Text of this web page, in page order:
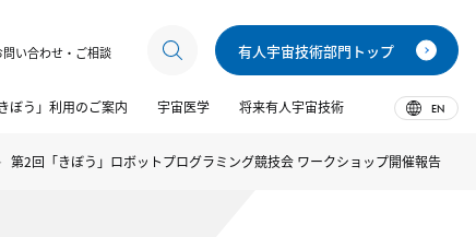
問い合わせ・ご相談 有人宇宙技術部門トップ
きぼう」利用のご案内 宇宙医学 将来有人宇宙技術 EN
第2回「きぼう」ロボットプログラミング競技会 ワークショップ開催報告